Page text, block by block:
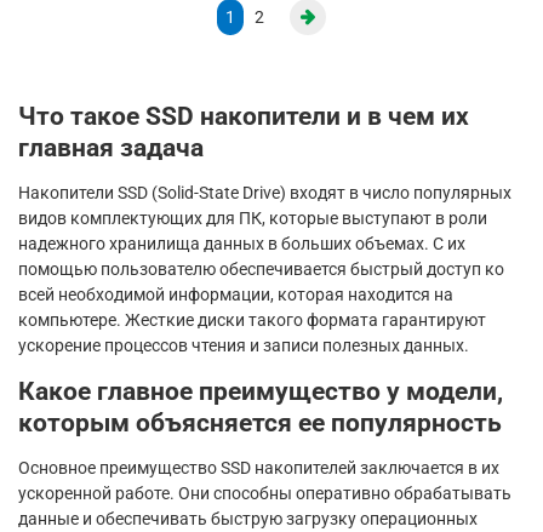
1 2
Что такое SSD накопители и в чем их
главная задача
Накопители SSD (Solid-State Drive) входят в число популярных
видов комплектующих для ПК, которые выступают в роли
надежного хранилища данных в больших объемах. С их
помощью пользователю обеспечивается быстрый доступ ко
всей необходимой информации, которая находится на
компьютере. Жесткие диски такого формата гарантируют
ускорение процессов чтения и записи полезных данных.
Какое главное преимущество у модели,
которым объясняется ее популярность
Основное преимущество SSD накопителей заключается в их
ускоренной работе. Они способны оперативно обрабатывать
данные и обеспечивать быструю загрузку операционных